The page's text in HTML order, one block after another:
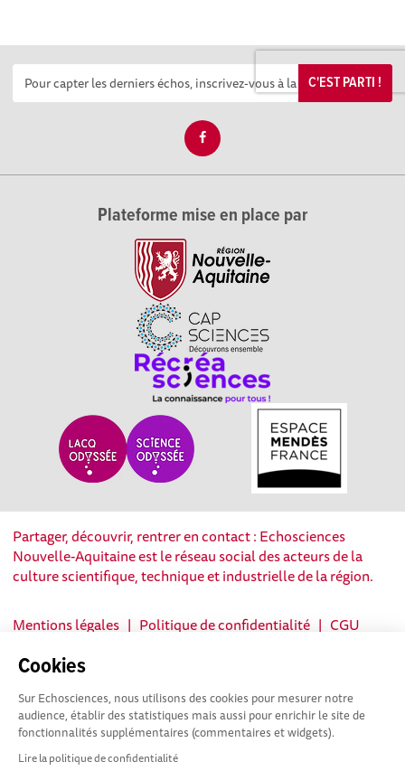
Cookies
Sur Echosciences, nous utilisons des cookies pour mesurer notre
audience, établir des statistiques mais aussi pour enrichir le site de
fonctionnalités supplémentaires (commentaires et widgets).
Lire la politique de confidentialité
C'EST PARTI !
Plateforme mise en place par
Partager, découvrir, rentrer en contact : Echosciences
Nouvelle-Aquitaine est le réseau social des acteurs de la
culture scientifique, technique et industrielle de la région.
Mentions légales | Politique de confidentialité | CGU